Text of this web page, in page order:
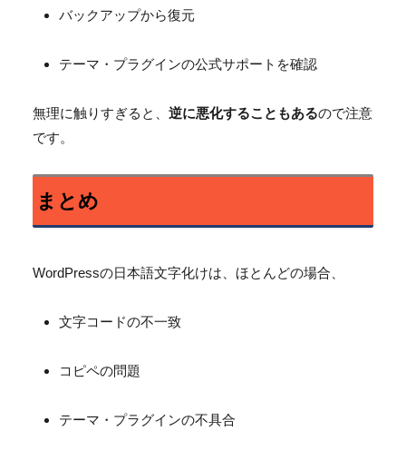
バックアップから復元
テーマ・プラグインの公式サポートを確認
無理に触りすぎると、 逆に悪化することもあるので注意
です。
まとめ
WordPressの日本語文字化けは、ほとんどの場合、
文字コードの不一致
コピペの問題
テーマ・プラグインの不具合